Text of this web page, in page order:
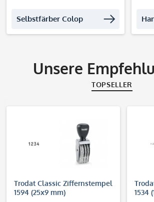
Selbstfärber Colop
Unsere
TOPSELLER
Trodat Classic Ziffernstempel
1594 (25x9 mm)
1534